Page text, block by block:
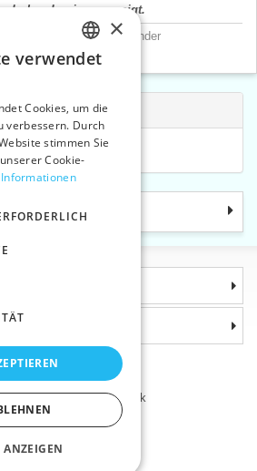
dem Login angezeigt.
Körperbänder, Leinenbänder
Bänder
Leinenbänder
Bänder
VTC AG., Uničov
angezeigt.
uns wählen?
217
Tschechische Republik
Fehler melden
?
CZECH
ENGLISH
×
verwendet
Cookies, um die
verbessern. Durch
stimmen Sie
Cookie-
ANZEIGEN